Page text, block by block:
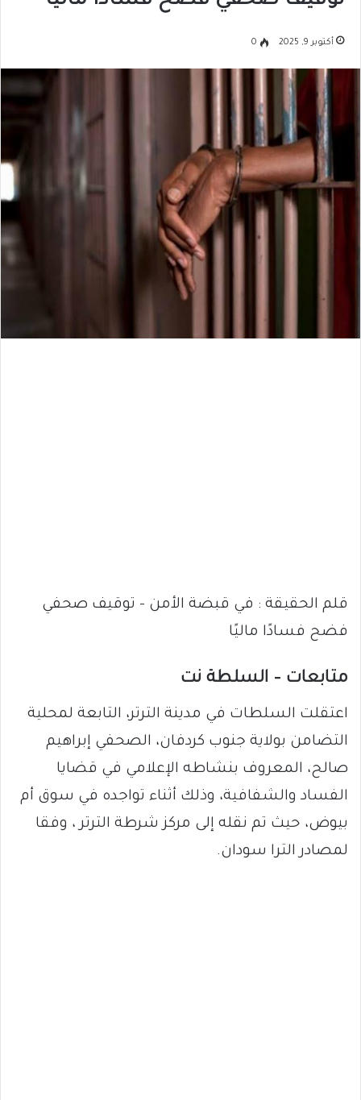
أكتوبر 9, 2025 0
قلم الحقيقة : في قبضة الأمن – توقيف صحفي
فضح فسادًا ماليًا
متابعات – السلطة نت
اعتقلت السلطات في مدينة الترتر، التابعة لمحلية
التضامن بولاية جنوب كردفان، الصحفي إبراهيم
صالح، المعروف بنشاطه الإعلامي في قضايا
الفساد والشفافية، وذلك أثناء تواجده في سوق أم
بيوض، حيث تم نقله إلى مركز شرطة الترتر ، وفقا
لمصادر الترا سودان.